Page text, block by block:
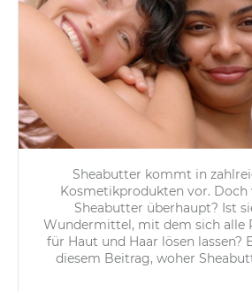
Sheabutter kommt in
Kosmetikprodukten vor. Doch
Sheabutter überhaupt? Ist
Wundermittel, mit dem sich alle
für Haut und Haar lösen lassen?
diesem Beitrag, woher